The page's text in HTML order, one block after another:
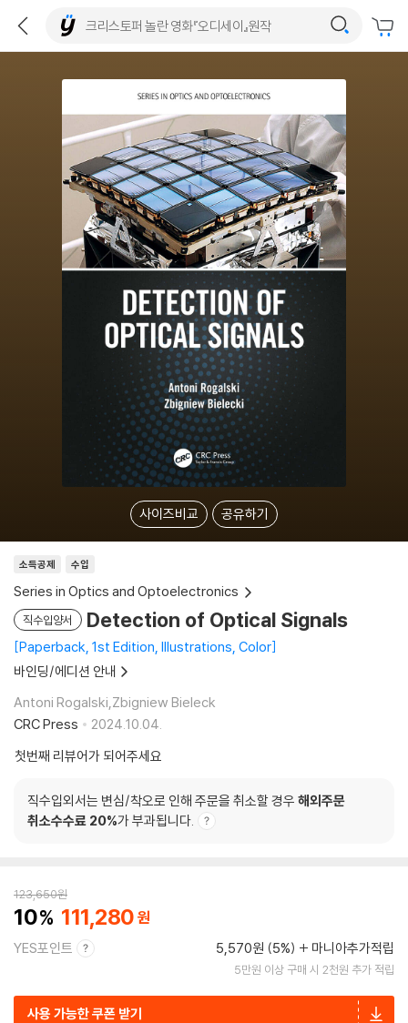
사이즈비교 공유하기
소득공제 수입
Series in Optics and Optoelectronics
직수입양서 Detection of Optical Signals
Paperback, 1st Edition, Illustrations, Color
바인딩/에디션 안내
Antoni Rogalski,Zbigniew Bieleck
CRC Press
2024.10.04.
첫번째 리뷰어가 되어주세요
직수입외서는 변심/착오로 인해 주문을 취소할 경우 해외주문
취소수수료 20%가 부과됩니다.
123,650원
10 111,280
YES포인트 5,570원 (5%) 마니아추가적립
5만원 이상 구매 시 2천원 추가 적립
사용 가능한 쿠폰 받기